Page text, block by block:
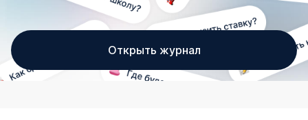
Открыть журнал